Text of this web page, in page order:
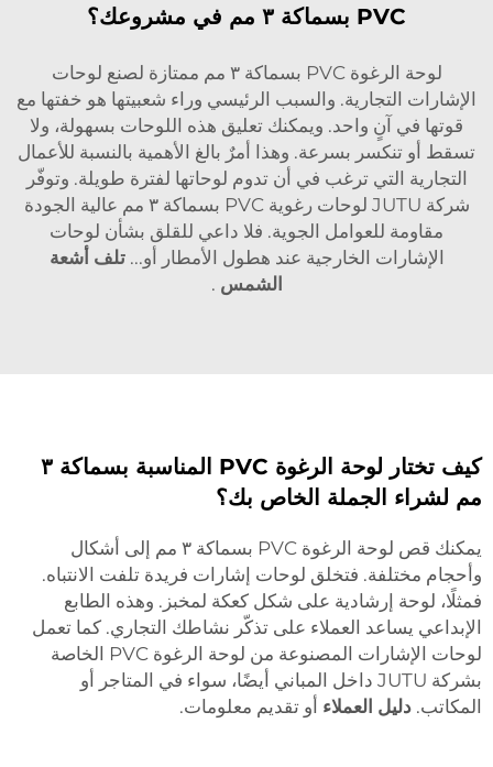
PVC بسماكة ٣ مم في مشروعك؟
لوحة الرغوة PVC بسماكة ٣ مم ممتازة لصنع لوحات
الإشارات التجارية. والسبب الرئيسي وراء شعبيتها هو خفتها مع
قوتها في آنٍ واحد. ويمكنك تعليق هذه اللوحات بسهولة، ولا
تسقط أو تنكسر بسرعة. وهذا أمرٌ بالغ الأهمية بالنسبة للأعمال
التجارية التي ترغب في أن تدوم لوحاتها لفترة طويلة. وتوفّر
شركة JUTU لوحات رغوية PVC بسماكة ٣ مم عالية الجودة
مقاومة للعوامل الجوية. فلا داعي للقلق بشأن لوحات
الإشارات الخارجية عند هطول الأمطار أو...تلف أشعة
الشمس .
كيف تختار لوحة الرغوة PVC المناسبة بسماكة ٣
مم لشراء الجملة الخاص بك؟
يمكنك قص لوحة الرغوة PVC بسماكة ٣ مم إلى أشكال
وأحجام مختلفة. فتخلق لوحات إشارات فريدة تلفت الانتباه.
فمثلًا، لوحة إرشادية على شكل كعكة لمخبز. وهذه الطابع
الإبداعي يساعد العملاء على تذكّر نشاطك التجاري. كما تعمل
لوحات الإشارات المصنوعة من لوحة الرغوة PVC الخاصة
بشركة JUTU داخل المباني أيضًا، سواء في المتاجر أو
المكاتب. دليل العملاء أو تقديم معلومات.